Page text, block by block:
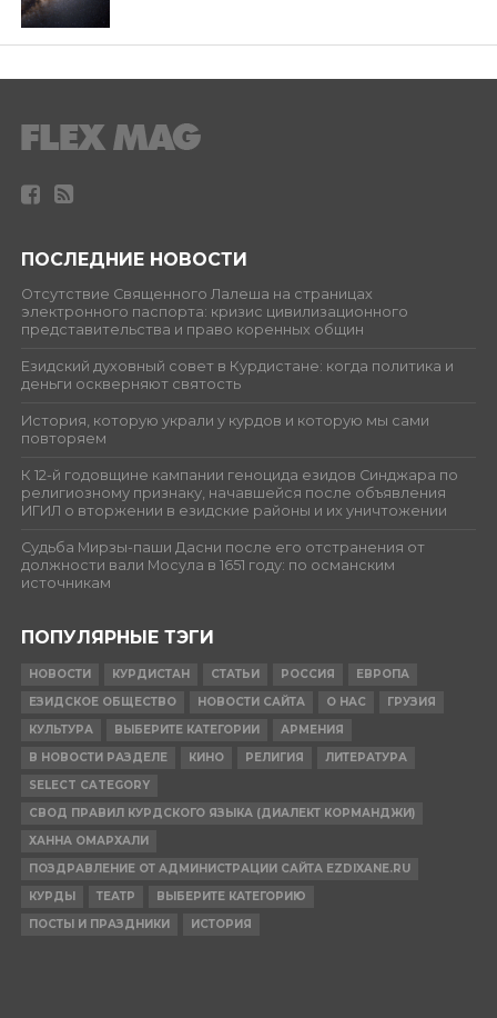
ПОСЛЕДНИЕ НОВОСТИ
Отсутствие Священного Лалеша на страницах
электронного паспорта: кризис цивилизационного
представительства и право коренных общин
Езидский духовный совет в Курдистане: когда политика и
деньги оскверняют святость
История, которую украли у курдов и которую мы сами
повторяем
К 12-й годовщине кампании геноцида езидов Синджара по
религиозному признаку, начавшейся после объявления
ИГИЛ о вторжении в езидские районы и их уничтожении
Судьба Мирзы-паши Дасни после его отстранения от
должности вали Мосула в 1651 году: по османским
источникам
ПОПУЛЯРНЫЕ ТЭГИ
НОВОСТИ КУРДИСТАН СТАТЬИ РОССИЯ
ЕВРОПА
ЕЗИДСКОЕ ОБЩЕСТВО
НОВОСТИ САЙТА О НАС
ГРУЗИЯ
КУЛЬТУРА
ВЫБЕРИТЕ КАТЕГОРИИ
АРМЕНИЯ
В НОВОСТИ РАЗДЕЛЕ
КИНО РЕЛИГИЯ
ЛИТЕРАТУРА
SELECT CATEGORY
СВОД ПРАВИЛ КУРДСКОГО ЯЗЫКА (ДИАЛЕКТ КОРМАНДЖИ)
ХАННА ОМАРХАЛИ
ПОЗДРАВЛЕНИЕ ОТ АДМИНИСТРАЦИИ САЙТА EZDIXANE.RU
КУРДЫ
ТЕАТР
ВЫБЕРИТЕ КАТЕГОРИЮ
ПОСТЫ И ПРАЗДНИКИ
ИСТОРИЯ